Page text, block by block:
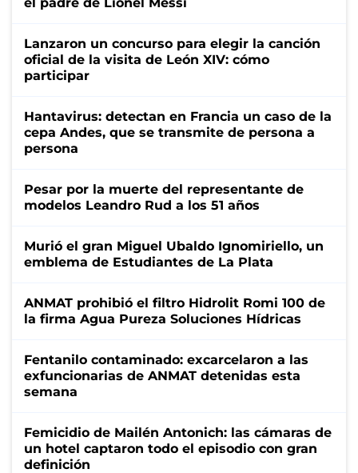
Lanzaron un concurso para elegir la canción
oficial de la visita de León XIV: cómo
participar
Hantavirus: detectan en Francia un caso de la
cepa Andes, que se transmite de persona a
persona
Pesar por la muerte del representante de
modelos Leandro Rud a los 51 años
Murió el gran Miguel Ubaldo Ignomiriello, un
emblema de Estudiantes de La Plata
ANMAT prohibió el filtro Hidrolit Romi 100 de
la firma Agua Pureza Soluciones Hídricas
Fentanilo contaminado: excarcelaron a las
exfuncionarias de ANMAT detenidas esta
semana
Femicidio de Mailén Antonich: las cámaras de
un hotel captaron todo el episodio con gran
definición